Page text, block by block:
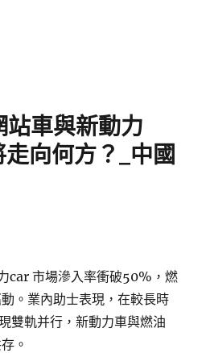
站車與新動力
向何方？_中國
car 市場滲入率衝破50%，燃
。業內助士表現，在較長時
雙軌并行，新動力車與燃油
。